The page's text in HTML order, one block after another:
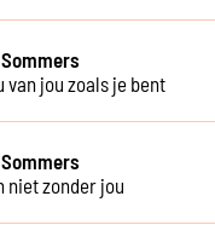
van jou zoals je bent
niet zonder jou